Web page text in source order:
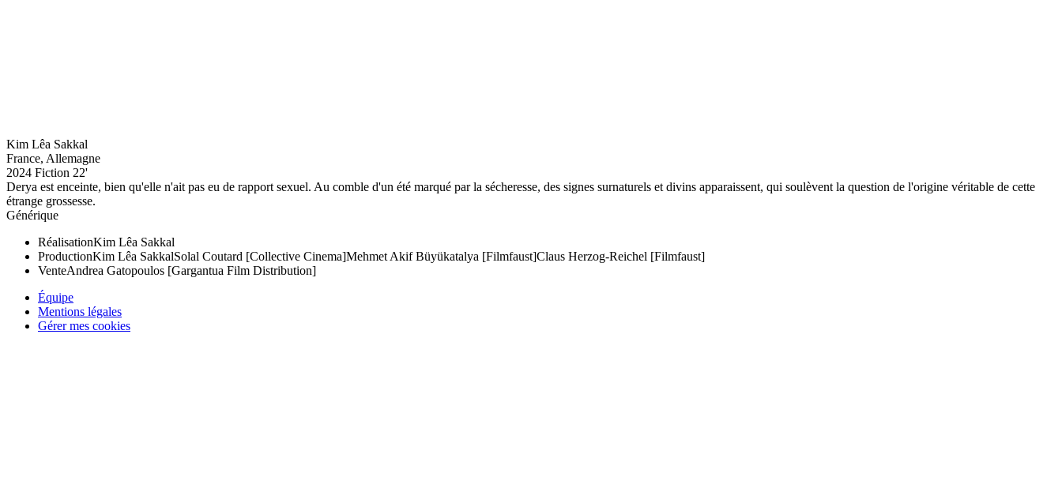
Kim Lêa Sakkal
France, Allemagne
2024 Fiction 22'
Derya est enceinte, bien qu'elle n'ait pas eu de rapport sexuel. Au comble d'un été marqué par la sécheresse, des signes surnaturels et divins apparaissent, qui soulèvent la question de l'origine véritable de cette
étrange grossesse.
Générique
RéalisationKim Lêa Sakkal
ProductionKim Lêa SakkalSolal Coutard [Collective Cinema]Mehmet Akif Büyükatalya [Filmfaust]Claus Herzog-Reichel [Filmfaust]
VenteAndrea Gatopoulos [Gargantua Film Distribution]
Équipe
Mentions légales
Gérer mes cookies